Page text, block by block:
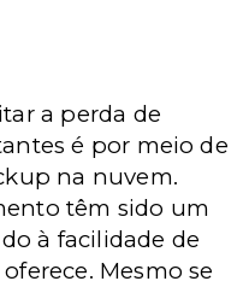
a perda de
é por meio de
na nuvem.
têm sido um
à facilidade de
Mesmo se